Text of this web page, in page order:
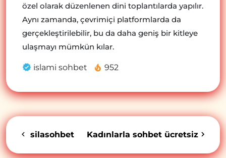
özel olarak düzenlenen dini toplantılarda yapılır.
Aynı zamanda, çevrimiçi platformlarda da
gerçekleştirilebilir, bu da daha geniş bir kitleye
ulaşmayı mümkün kılar.
islami sohbet 952
silasohbet Kadınlarla sohbet ücretsiz